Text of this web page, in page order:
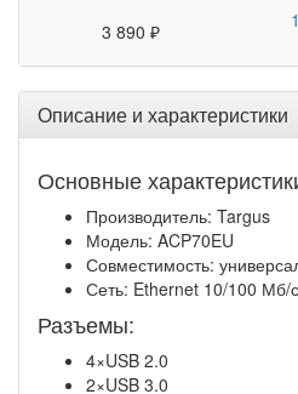
3 890 ₽
Описание и характеристики
Основные
Производитель: Targus
Модель: ACP70EU
Совместимость:
Сеть: Ethernet 10/100 Мб/с
Разъемы:
4×USB 2.0
2×USB 3.0